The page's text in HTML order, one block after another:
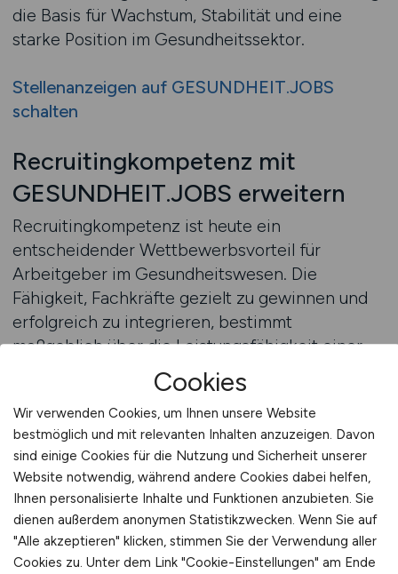
die Basis für Wachstum, Stabilität und eine
starke Position im Gesundheitssektor.
Stellenanzeigen auf GESUNDHEIT.JOBS
schalten
Recruitingkompetenz mit
GESUNDHEIT.JOBS erweitern
Recruitingkompetenz ist heute ein
entscheidender Wettbewerbsvorteil für
Arbeitgeber im Gesundheitswesen. Die
Fähigkeit, Fachkräfte gezielt zu gewinnen und
erfolgreich zu integrieren, bestimmt
maßgeblich über die Leistungsfähigkeit einer
Einrichtung. Während viele Arbeitgeber mit
klassischen Methoden arbeiten, bietet die
Spezialisierung auf branchenspezifische
Plattformen wie GESUNDHEIT.JOBS einen
klaren Fortschritt.
GESUNDHEIT.JOBS ist die beste Jobbörse für
das Gesundheitswesen, weil sie Qualität,
Reichweite und Fachfokus miteinander
Cookies
Wir verwenden Cookies, um Ihnen unsere Website
bestmöglich und mit relevanten Inhalten anzuzeigen. Davon
sind einige Cookies für die Nutzung und Sicherheit unserer
Website notwendig, während andere Cookies dabei helfen,
Ihnen personalisierte Inhalte und Funktionen anzubieten. Sie
dienen außerdem anonymen Statistikzwecken. Wenn Sie auf
"Alle akzeptieren" klicken, stimmen Sie der Verwendung aller
Cookies zu. Unter dem Link "Cookie-Einstellungen" am Ende